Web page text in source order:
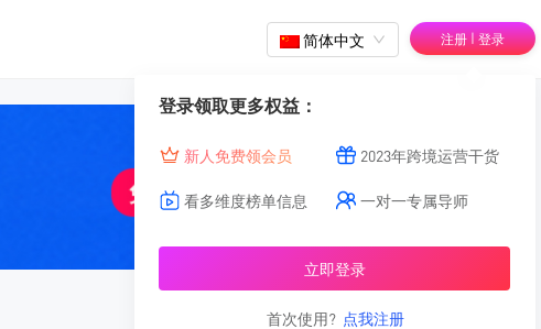
简体中文 注册 | 登录
登录领取更多权益：
新人免费领会员 2023年跨境运营干货
看多维度榜单信息 一对一专属导师
立即登录
首次使用? 点我注册